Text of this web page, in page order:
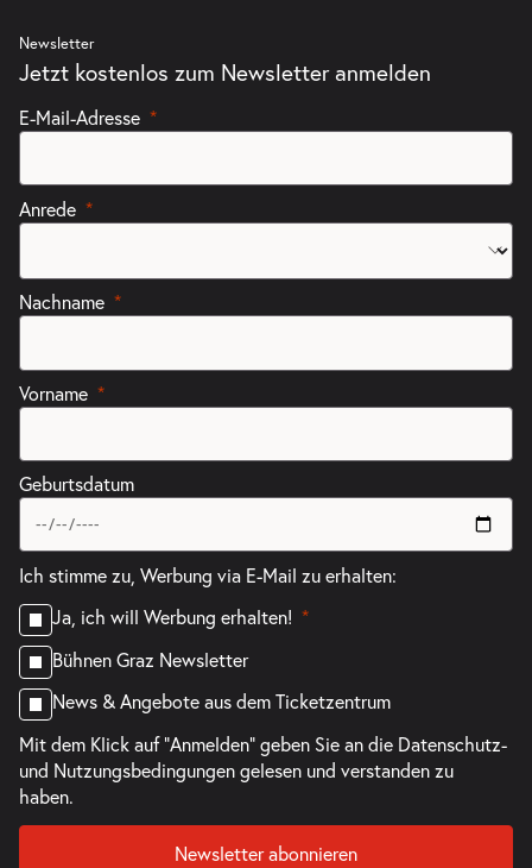
Newsletter
Jetzt kostenlos zum Newsletter anmelden
E-Mail-Adresse
Anrede
Nachname
Vorname
Geburtsdatum
Ich stimme zu, Werbung via E-Mail zu erhalten:
Ja, ich will Werbung erhalten!
Bühnen Graz Newsletter
News & Angebote aus dem Ticketzentrum
Mit dem Klick auf "Anmelden" geben Sie an die Datenschutz-
und Nutzungsbedingungengelesen und verstanden zu
haben.
Newsletter abonnieren